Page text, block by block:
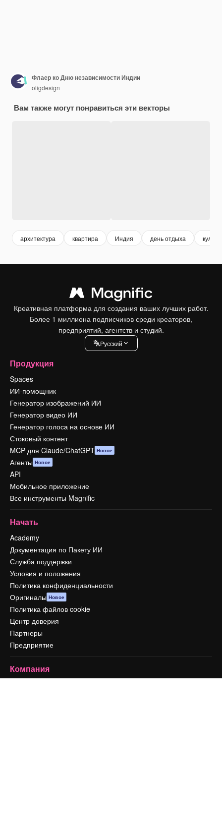
Флаер ко Дню независимости Индии
oligdesign
Вам также могут понравиться эти векторы
архитектура квартира Индия день отдыха
Креативная платформа для создания ваших лучших работ.
Более 1 миллиона подписчиков среди креаторов,
предприятий, агентств и студий.
Pусский
Продукция
Spaces
ИИ-помощник
Генератор изображений ИИ
Генератор видео ИИ
Генератор голоса на основе ИИ
Стоковый контент
MCP для Claude/ChatGPT Новое
Агенты Новое
API
Мобильное приложение
Все инструменты Magnific
Начать
Academy
Документация по Пакету ИИ
Служба поддержки
Условия и положения
Политика конфиденциальности
Оригиналы Новое
Политика файлов cookie
Центр доверия
Партнеры
Предприятие
Компания